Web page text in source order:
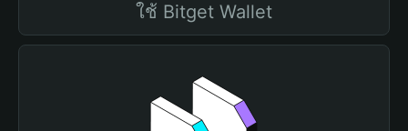
ใช้ Bitget Wallet